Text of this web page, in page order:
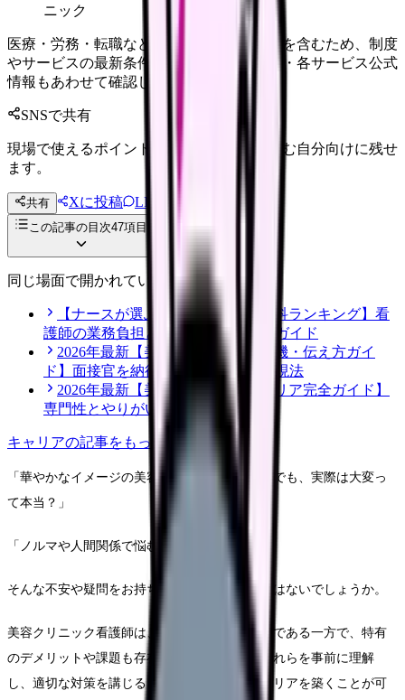
ニック
医療・労務・転職など判断に影響する内容を含むため、制度
やサービスの最新条件は公的機関・勤務先・各サービス公式
情報もあわせて確認してください。
SNSで共有
現場で使えるポイントを、同僚やあとで読む自分向けに残せ
ます。
共有 Xに投稿 LINE
投稿文コピー
この記事の目次47項目
同じ場面で開かれている記事
【ナースが選ぶ仕事が大変な診療科ランキング】看
護師の業務負担とストレス対策完全ガイド
2026年最新【美容看護師の志望動機・伝え方ガイ
ド】面接官を納得させる効果的な表現法
2026年最新【美容整形看護師キャリア完全ガイド】
専門性とやりがいを徹底解説
キャリアの記事をもっと見る
「華やかなイメージの美容クリニック看護師。でも、実際は大変っ
て本当？」
「ノルマや人間関係で悩むことってあるの？」
そんな不安や疑問をお持ちの看護師も多いのではないでしょうか。
美容クリニック看護師は、やりがいのある仕事である一方で、特有
のデメリットや課題も存在します。しかし、それらを事前に理解
し、適切な対策を講じることで、充実したキャリアを築くことが可